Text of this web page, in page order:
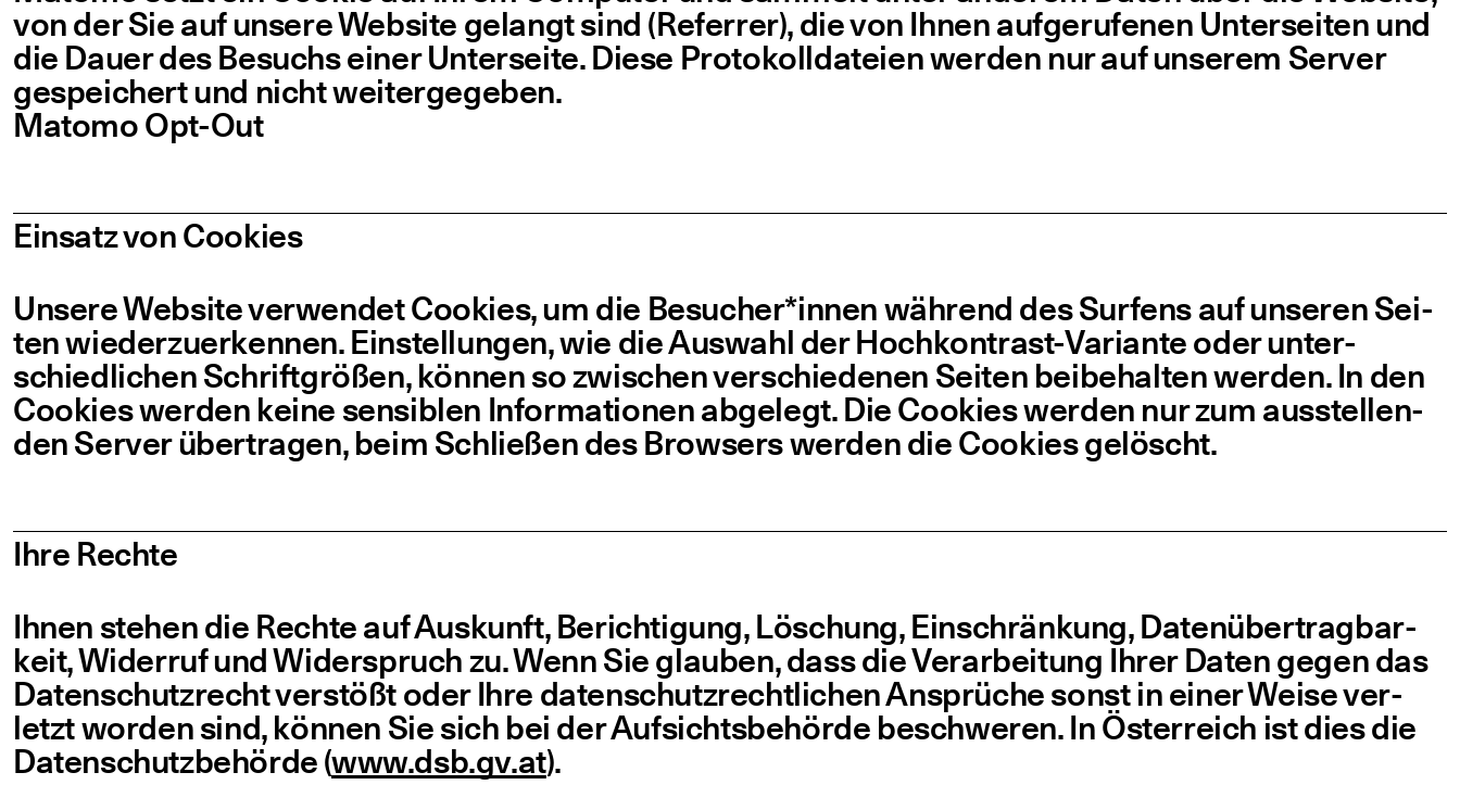
von der Sie auf unse­re Web­site gelangt sind (Refer­rer), die von Ihnen auf­ge­ru­fe­nen Unter­sei­ten und
die Dau­er des Besuchs einer Unter­sei­te. Die­se Pro­to­koll­da­tei­en wer­den nur auf unse­rem Ser­ver
gespei­chert und nicht weitergegeben.
Mato­mo Opt-Out
Ein­satz von Cookies
Unse­re Web­site ver­wen­det Coo­kies, um die Besucher*innen wäh­rend des Sur­fens auf unse­ren Sei­
ten wie­der­zu­er­ken­nen. Ein­stel­lun­gen, wie die Aus­wahl der Hoch­­­kon­­­trast-Vari­an­­te oder unter­
schied­li­chen Schrift­grö­ßen, kön­nen so zwi­schen ver­schie­de­nen Sei­ten bei­be­hal­ten wer­den. In den
Coo­kies wer­den kei­ne sen­si­blen Infor­ma­tio­nen abge­legt. Die Coo­kies wer­den nur zum aus­stel­len­
den Ser­ver über­tra­gen, beim Schlie­ßen des Brow­sers wer­den die Coo­kies gelöscht.
Ihre Rech­te
Ihnen ste­hen die Rech­te auf Aus­kunft, Berich­ti­gung, Löschung, Ein­schrän­kung, Daten­über­trag­bar­
keit, Wider­ruf und Wider­spruch zu. Wenn Sie glau­ben, dass die Ver­ar­bei­tung Ihrer Daten gegen das
Daten­schutz­recht ver­stößt oder Ihre daten­schutz­recht­li­chen Ansprü­che sonst in einer Wei­se ver­
letzt wor­den sind, kön­nen Sie sich bei der Auf­sichts­be­hör­de beschwe­ren. In Öster­reich ist dies die
Daten­schutz­be­hör­de (www​.dsb​.gv​.at).